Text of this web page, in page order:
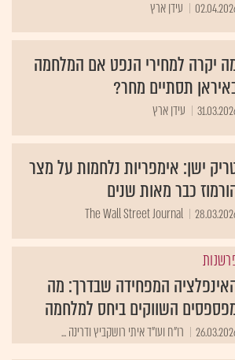
עידן ארץ
יקרה למחירי הנפט אם המלחמה
תסתיים מחר?
עידן ארץ
ישן: אימפריות נלחמות על מצר
כבר מאות שנים
The Wall Street Journal
המפחידה שבדרך: מה
השווקים ביחס למלחמה
רו"ח ועו"ד איתי רושקביץ ודרינה ...